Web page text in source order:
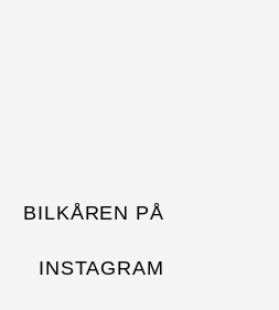
BILKÅREN PÅ
INSTAGRAM